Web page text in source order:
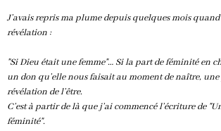
J’avais repris ma plume depuis quelques mois quand
révélation :
"Si Dieu était une femme"… Si la part de féminité en
un don qu’elle nous faisait au moment de naître,
révélation de l’être.
C’est à partir de là que j’ai commencé l’écriture de
féminité".